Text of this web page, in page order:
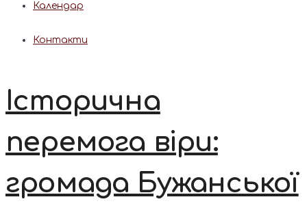
Календар
Контакти
Історична
перемога віри:
громада Бужанської